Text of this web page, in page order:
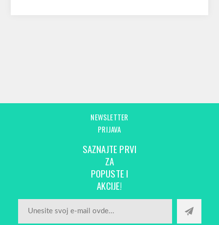
NEWSLETTER
PRIJAVA
SAZNAJTE PRVI
ZA
POPUSTE I
AKCIJE!